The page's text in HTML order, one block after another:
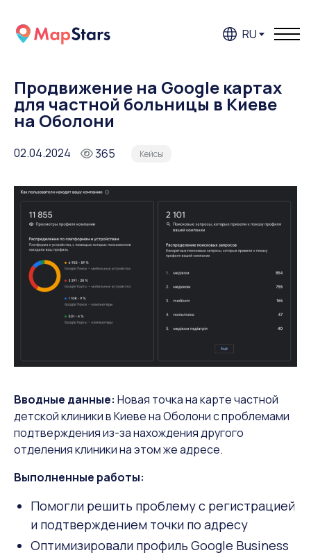
RU
Продвижение на Google картах
для частной больницы в Киеве
на Оболони
02.04.2024 365 Кейсы
Вводные данные: Новая точка на карте частной
детской клиники в Киеве на Оболони с проблемами
подтверждения из-за нахождения другого
отделения клиники на этом же адресе.
Выполненные работы:
Помогли решить проблему с регистрацией
и подтверждением точки по адресу
Оптимизировали профиль Google Business